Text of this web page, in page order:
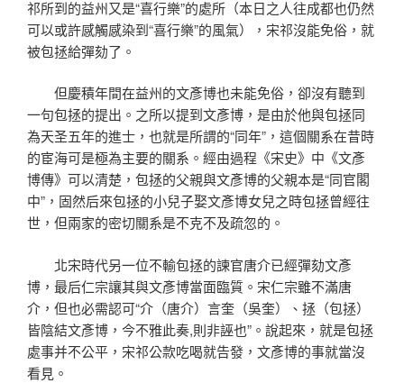
祁所到的益州又是“喜行樂”的處所（本日之人往成都也仍然
可以或許感觸感染到“喜行樂”的風氣），宋祁沒能免俗，就
被包拯給彈劾了。
但慶積年間在益州的文彥博也未能免俗，卻沒有聽到
一句包拯的提出。之所以提到文彥博，是由於他與包拯同
為天圣五年的進士，也就是所謂的“同年”，這個關系在昔時
的宦海可是極為主要的關系。經由過程《宋史》中《文彥
博傳》可以清楚，包拯的父親與文彥博的父親本是“同官閣
中”，固然后來包拯的小兒子娶文彥博女兒之時包拯曾經往
世，但兩家的密切關系是不克不及疏忽的。
北宋時代另一位不輸包拯的諫官唐介已經彈劾文彥
博，最后仁宗讓其與文彥博當面臨質。宋仁宗雖不滿唐
介，但也必需認可“介（唐介）言奎（吳奎）、拯（包拯）
皆陰結文彥博，今不雅此奏,則非誣也”。說起來，就是包拯
處事并不公平，宋祁公款吃喝就告發，文彥博的事就當沒
看見。